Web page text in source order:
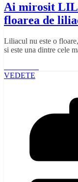
Ai mirosit
floarea de
Liliacul nu este o
si este una dintre cele
VEDETE